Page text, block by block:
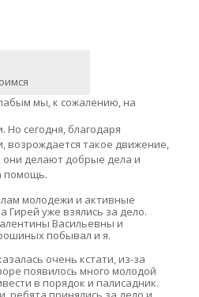
мы, к сожалению, на
Но сегодня, благодаря
возрождается такое движение,
делают добрые дела и
помощь.
молодежи и активные
Гирей уже взялись за дело.
Васильевны и
побывал и я.
очень кстати, из-за
появилось много молодой
в порядок и палисадник.